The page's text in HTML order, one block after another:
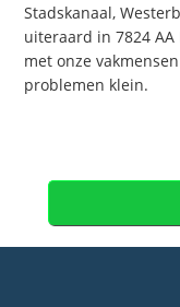
Stadskanaal,
uiteraard in 7824
met onze
problemen klein.